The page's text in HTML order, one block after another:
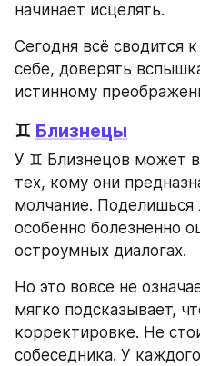
начинает исцелять.
Сегодня всё сводится
себе, доверять
истинному
♊ Близнецы
У ♊ Близнецов может
тех, кому они
молчание.
особенно болезненно
остроумных диалогах.
Но это вовсе не
мягко подсказывает,
корректировке. Не
собеседника. У